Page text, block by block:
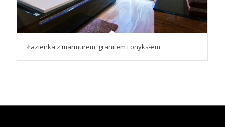
Łazienka z marmurem, granitem i onyks-em